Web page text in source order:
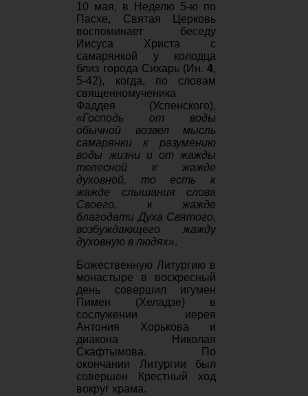
10 мая, в Неделю 5-ю по
Пасхе, Святая Церковь
воспоминает беседу
Иисуса Христа с
самарянкой у колодца
близ города Сихарь (Ин.4,
5-42), когда, по словам
священномученика
Фаддея (Успенского),
«Господь от воды
обычной возвел мысль
самарянки к разумению
воды жизни и от жажды
телесной к жажде
духовной, то есть к
жажде слышания слова
Своего, к жажде
благодати Духа Святого,
возбуждающего жажду
духовную в людях».
Божественную Литургию в
монастыре в воскресный
день совершил игумен
Пимен (Хеладзе) в
сослужении иерея
Антония Хорькова и
диакона Николая
Скафтымова. По
окончании Литургии был
совершен Крестный ход
вокруг храма.